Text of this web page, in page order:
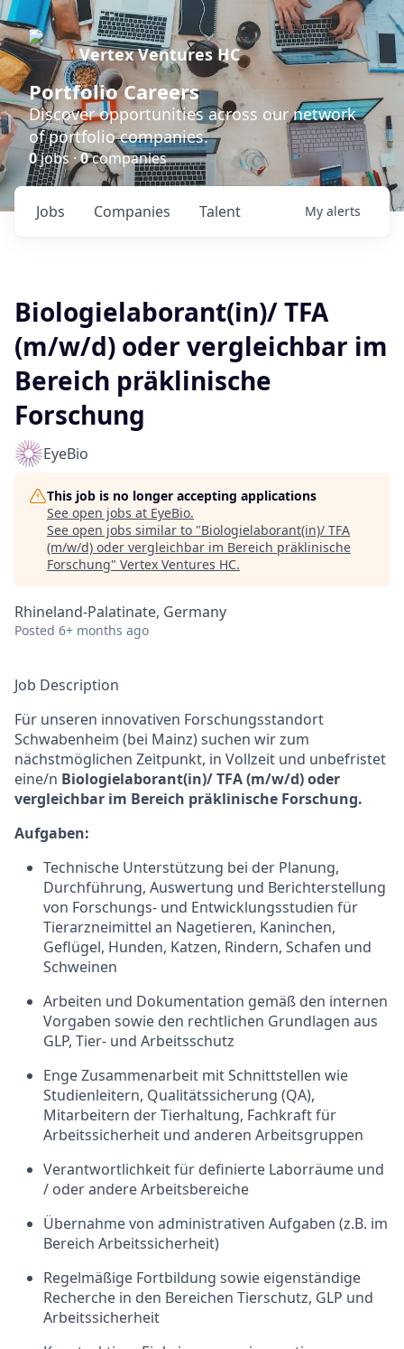
Vertex Ventures HC
Portfolio Careers
Discover opportunities across our network
of portfolio companies.
0jobs ·0companies
Jobs Companies Talent My alerts
Biologielaborant(in)/ TFA
(m/w/d) oder vergleichbar im
Bereich präklinische
Forschung
EyeBio
This job is no longer accepting applications
See open jobs at EyeBio.
See open jobs similar to "Biologielaborant(in)/ TFA
(m/w/d) oder vergleichbar im Bereich präklinische
Forschung" Vertex Ventures HC.
Rhineland-Palatinate, Germany
Posted 6+ months ago
Job Description
Für unseren innovativen Forschungsstandort
Schwabenheim (bei Mainz) suchen wir zum
nächstmöglichen Zeitpunkt, in Vollzeit und unbefristet
eine/n Biologielaborant(in)/ TFA (m/w/d) oder
vergleichbar im Bereich präklinische Forschung.
Aufgaben:
Technische Unterstützung bei der Planung,
Durchführung, Auswertung und Berichterstellung
von Forschungs- und Entwicklungsstudien für
Tierarzneimittel an Nagetieren, Kaninchen,
Geflügel, Hunden, Katzen, Rindern, Schafen und
Schweinen
Arbeiten und Dokumentation gemäß den internen
Vorgaben sowie den rechtlichen Grundlagen aus
GLP, Tier- und Arbeitsschutz
Enge Zusammenarbeit mit Schnittstellen wie
Studienleitern, Qualitätssicherung (QA),
Mitarbeitern der Tierhaltung, Fachkraft für
Arbeitssicherheit und anderen Arbeitsgruppen
Verantwortlichkeit für definierte Laborräume und
/ oder andere Arbeitsbereiche
Übernahme von administrativen Aufgaben (z.B. im
Bereich Arbeitssicherheit)
Regelmäßige Fortbildung sowie eigenständige
Recherche in den Bereichen Tierschutz, GLP und
Arbeitssicherheit